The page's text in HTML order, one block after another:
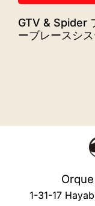
GTV & Spider
ーブレースシ
1-31-17